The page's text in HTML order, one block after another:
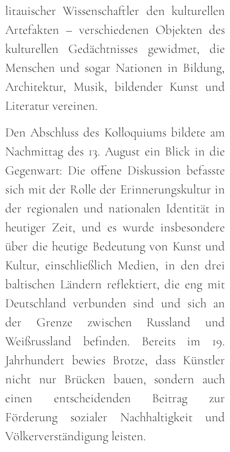
litauischer Wissenschaftler den kulturellen
Artefakten – verschiedenen Objekten des
kulturellen Gedächtnisses gewidmet, die
Menschen und sogar Nationen in Bildung,
Architektur, Musik, bildender Kunst und
Literatur vereinen.
Den Abschluss des Kolloquiums bildete am
Nachmittag des 13. August ein Blick in die
Gegenwart: Die offene Diskussion befasste
sich mit der Rolle der Erinnerungskultur in
der regionalen und nationalen Identität in
heutiger Zeit, und es wurde insbesondere
über die heutige Bedeutung von Kunst und
Kultur, einschließlich Medien, in den drei
baltischen Ländern reflektiert, die eng mit
Deutschland verbunden sind und sich an
der Grenze zwischen Russland und
Weißrussland befinden. Bereits im 19.
Jahrhundert bewies Brotze, dass Künstler
nicht nur Brücken bauen, sondern auch
einen entscheidenden Beitrag zur
Förderung sozialer Nachhaltigkeit und
Völkerverständigung leisten.